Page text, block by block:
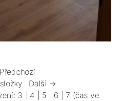
Další →
3 4 5 6 7 (čas ve